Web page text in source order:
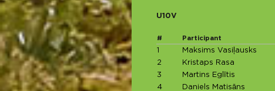
U10V
# Participant
1 Maksims Vasiļausks
2
Kristaps Rasa
3
Martins Eglītis
4
Daniels Matisāns